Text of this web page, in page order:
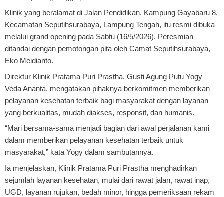
Klinik yang beralamat di Jalan Pendidikan, Kampung Gayabaru 8,
Kecamatan Seputihsurabaya, Lampung Tengah, itu resmi dibuka
melalui grand opening pada Sabtu (16/5/2026). Peresmian
ditandai dengan pemotongan pita oleh Camat Seputihsurabaya,
Eko Meidianto.
Direktur Klinik Pratama Puri Prastha, Gusti Agung Putu Yogy
Veda Ananta, mengatakan pihaknya berkomitmen memberikan
pelayanan kesehatan terbaik bagi masyarakat dengan layanan
yang berkualitas, mudah diakses, responsif, dan humanis.
“Mari bersama-sama menjadi bagian dari awal perjalanan kami
dalam memberikan pelayanan kesehatan terbaik untuk
masyarakat,” kata Yogy dalam sambutannya.
Ia menjelaskan, Klinik Pratama Puri Prastha menghadirkan
sejumlah layanan kesehatan, mulai dari rawat jalan, rawat inap,
UGD, layanan rujukan, bedah minor, hingga pemeriksaan rekam